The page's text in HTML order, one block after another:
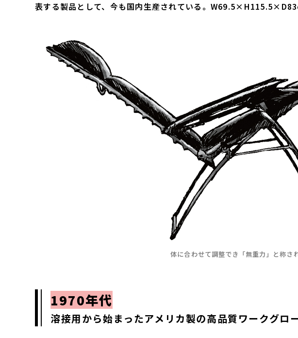
表する製品として、今も国内生産されている。
体に合わせて調整でき「無重力」と称さ
1970年代
溶接用から始まったアメリカ製の高品質ワークグロ